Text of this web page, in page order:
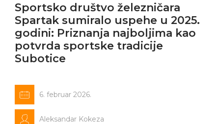
Sportsko društvo železničara
Spartak sumiralo uspehe u 2025.
godini: Priznanja najboljima kao
potvrda sportske tradicije
Subotice
6. februar 2026.
Aleksandar Kokeza